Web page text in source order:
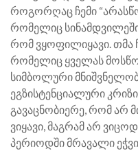
როგორღაც ჩემი
რომელიც სინამდვილეში
რომ ვყოფილიყავი. თმა
რომელიც ყველას
სიმბოლური
ეგზისტენციალური
გავაცნობიერე, რომ არ
ვიყავი, მაგრამ არ
პერიოდში მრავალი